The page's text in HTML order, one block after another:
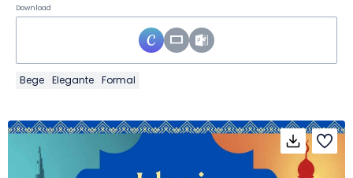
Download
Bege Elegante Formal